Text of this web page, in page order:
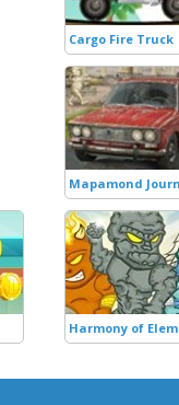
Cargo Fire Truck
Mapamond
Harmony of